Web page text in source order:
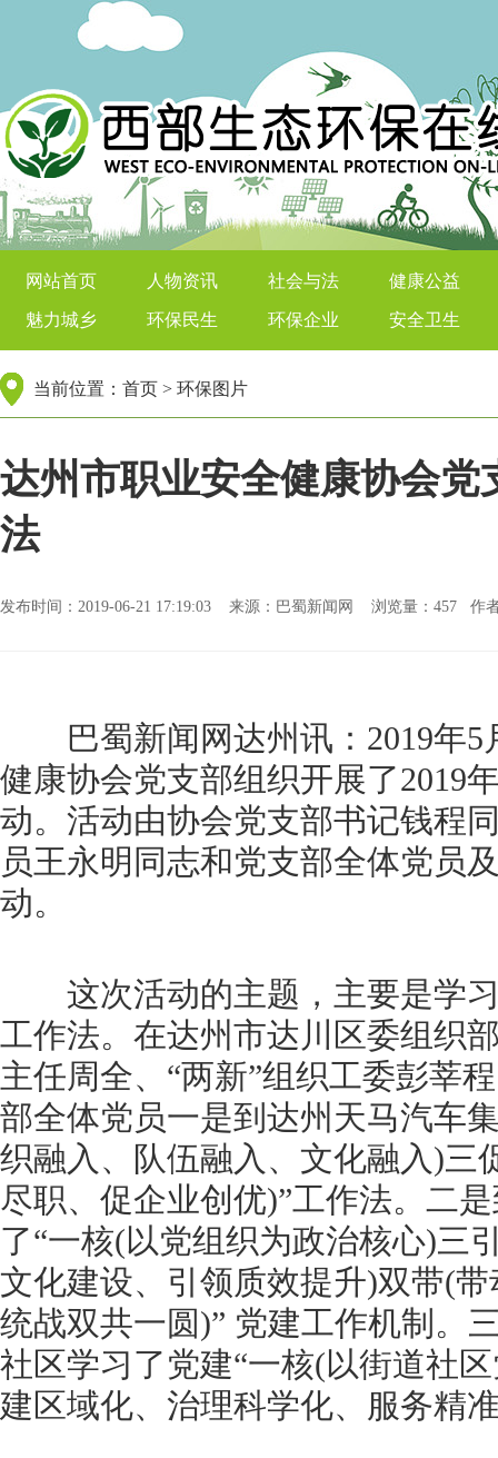
西部生态环保在线
网站首页 人物资讯 社会与法 健康公益
魅力城乡 环保民生 环保企业 安全卫生
当前位置： 首页 > 环保图片
达州市职业安全健康协会
法
发布时间：2019-06-21 17:19:03 来源：巴蜀新闻网 浏览量： 457 作
巴蜀新闻网达州讯：2019年5
健康协会党支部组织开展了2019
动。活动由协会党支部书记钱程
员王永明同志和党支部全体党员
动。
这次活动的主题，主要是学习
工作法。在达州市达川区委组织
主任周全、“两新”组织工委彭莘
部全体党员一是到达州天马汽车
织融入、队伍融入、文化融入)三
尽职、促企业创优)”工作法。二
了“一核(以党组织为政治核心)三
文化建设、引领质效提升)双带(
统战双共一圆)” 党建工作机制。
社区学习了党建“一核(以街道社
建区域化、治理科学化、服务精